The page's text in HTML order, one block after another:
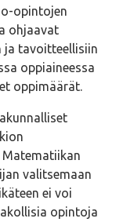
opintojen
ohjaavat
ja tavoitteellisiin
oppiaineessa
oppimäärät.
valitsemaan
ei voi
opintoja